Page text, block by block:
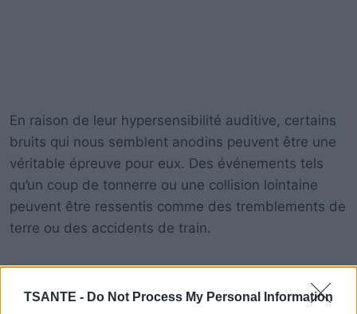
TSANTE - Do Not Process My Personal Information
En raison de leur hypersensibilité auditive, certains
bruits qui nous semblent anodins peuvent être une
véritable épreuve pour eux. Des événements tels
qu’un coup de tonnerre ou une collision lointaine
peuvent être ressentis comme des tremblements de
terre ou des accidents de train.
émotions et des sensations à travers nos sons